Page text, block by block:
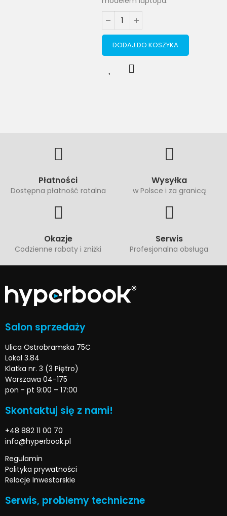
DODAJ DO KOSZYKA
Płatności
Dostępna płatność ratalna
Wysyłka
w Polsce i za granicą
Okazje
Codzienne rabaty i zniżki
Serwis
Profesjonalna obsługa
Salon sprzedaży
Ulica Ostrobramska 75C
Lokal 3.84
Klatka nr. 3 (3 Piętro)
Warszawa 04-175
pon - pt 9:00 – 17:00
Skontaktuj się z nami!
+48 882 11 00 70
info@hyperbook.pl
Regulamin
Polityka prywatności
Relacje Inwestorskie
Serwis, problemy techniczne